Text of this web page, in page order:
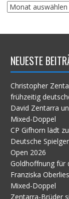
Suche
NEUESTE
Christopher
frühzeitig
David Zentarra
Mixed-Doppel
CP Gifhorn lädt
Deutsche
Open 2026
Goldhoffnung für
Franziska
Mixed-Doppel
Zentarra-Brüder